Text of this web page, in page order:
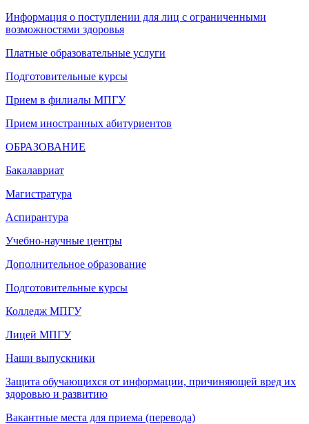
Информация о поступлении для лиц с ограниченными
возможностями здоровья
Платные образовательные услуги
Подготовительные курсы
Прием в филиалы МПГУ
Прием иностранных абитуриентов
ОБРАЗОВАНИЕ
Бакалавриат
Магистратура
Аспирантура
Учебно-научные центры
Дополнительное образование
Подготовительные курсы
Колледж МПГУ
Лицей МПГУ
Наши выпускники
Защита обучающихся от информации, причиняющей вред их
здоровью и развитию
Вакантные места для приема (перевода)